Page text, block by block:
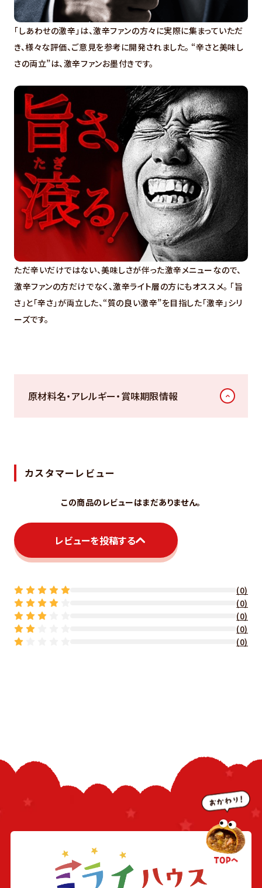
「しあわせの激辛」は、激辛ファンの方々に実際に集まっていただ
き、様々な評価、ご意見を参考に開発されました。 “辛さと美味し
さの両立”は、激辛ファンお墨付きです。
ただ辛いだけではない、美味しさが伴った激辛メニューなので、
激辛ファンの方だけでなく、激辛ライト層の方にもオススメ。 「旨
さ」と「辛さ」が両立した、“質の良い激辛”を目指した「激辛」シリ
ーズです。
原材料名・アレルギー・賞味期限情報
カスタマーレビュー
この商品のレビューはまだありません。
レビューを投稿する
(0)
(0)
(0)
(0)
(0)